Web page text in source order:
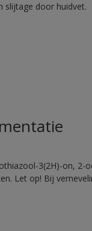
slijtage door huidvet.
3(2H)-on, 2-
Let op! Bij